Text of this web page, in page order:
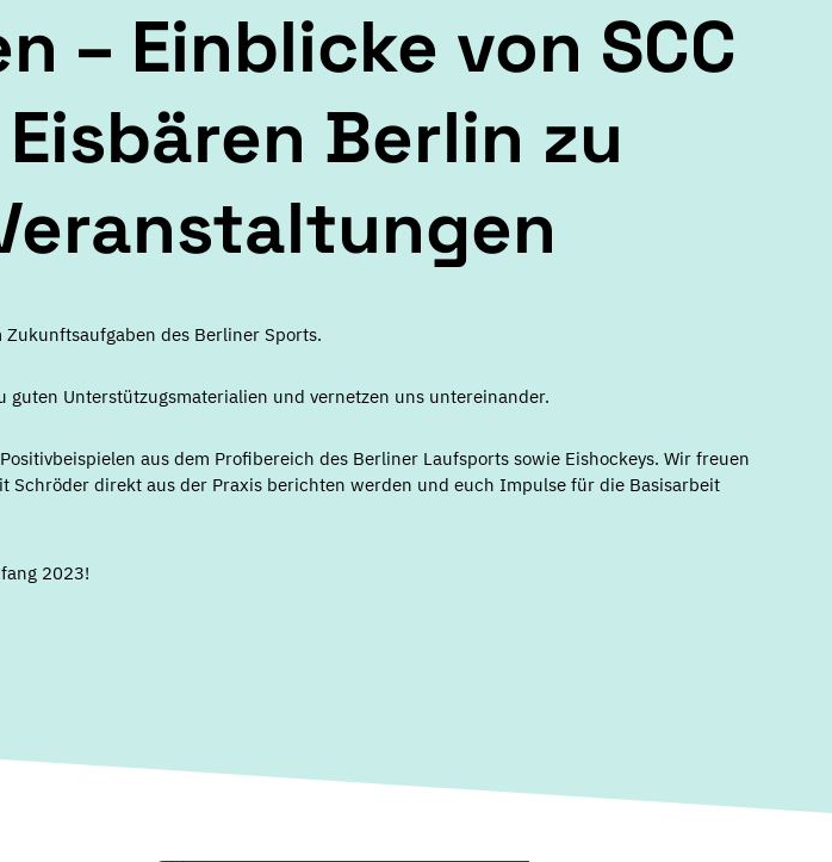
– Einblicke von SCC
Eisbären Berlin zu
des Berliner Sports.
Unterstützugsmaterialien und vernetzen uns untereinander.
aus dem Profibereich des Berliner Laufsports sowie Eishockeys. Wir freuen
Schröder direkt aus der Praxis berichten werden und euch Impulse für die Basisarbeit
2023!